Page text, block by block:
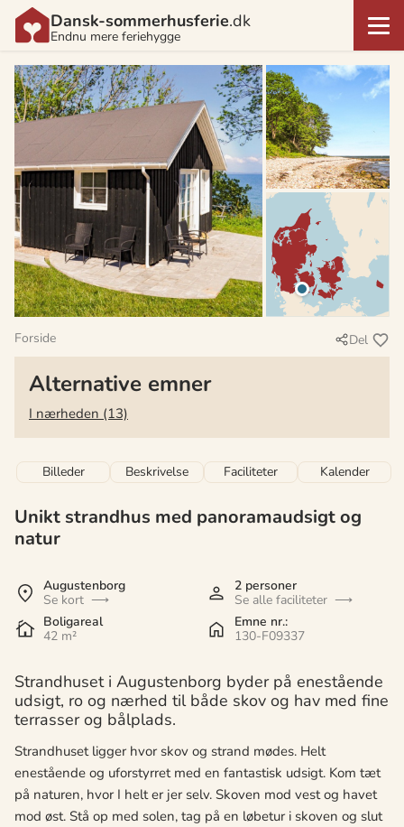
Dansk-sommerhusferie.dk
Endnu mere feriehygge
Forside Del
Alternative emner
I nærheden (13)
Billeder Beskrivelse Faciliteter Kalender
Unikt strandhus med panoramaudsigt og
natur
Augustenborg
Se kort
2 personer
Se alle faciliteter
Boligareal
42 m²
Emne nr.:
130-F09337
Strandhuset i Augustenborg byder på enestående
udsigt, ro og nærhed til både skov og hav med fine
terrasser og bålplads.
Strandhuset ligger hvor skov og strand mødes. Helt
enestående og uforstyrret med en fantastisk udsigt. Kom tæt
på naturen, hvor I helt er jer selv. Skoven mod vest og havet
mod øst. Stå op med solen, tag på en løbetur i skoven og slut